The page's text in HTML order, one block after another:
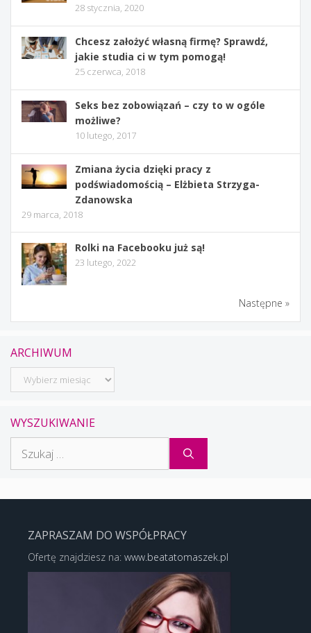
28 stycznia, 2020
Chcesz założyć własną firmę? Sprawdź,
jakie studia ci w tym pomogą!
25 czerwca, 2018
Seks bez zobowiązań – czy to w ogóle
możliwe?
10 lutego, 2017
Zmiana życia dzięki pracy z
podświadomością – Elżbieta Strzyga-
Zdanowska
29 marca, 2018
Rolki na Facebooku już są!
23 lutego, 2022
Następne »
ARCHIWUM
Archiwum
WYSZUKIWANIE
ZAPRASZAM DO WSPÓŁPRACY
Ofertę znajdziesz na: www.beatatomaszek.pl